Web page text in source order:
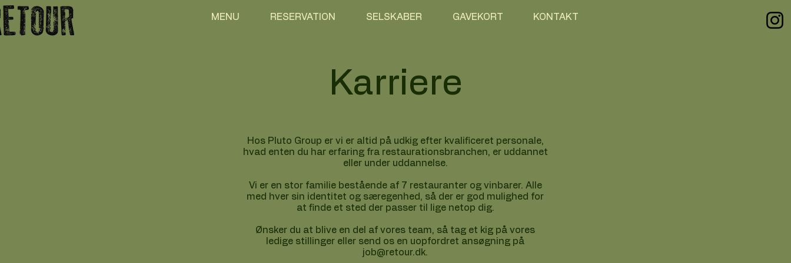
MENU RESERVATION SELSKABER GAVEKORT KONTAKT
Karriere
Hos Pluto Group er vi er altid på udkig efter kvalificeret personale,
hvad enten du har erfaring fra restaurationsbranchen, er uddannet
eller under uddannelse.​
Vi er en stor familie bestående af 7 restauranter og vinbarer. Alle
med hver sin identitet og særegenhed, så der er god mulighed for
at finde et sted der passer til lige netop dig.​
Ønsker du at blive en del af vores team, så tag et kig på vores
ledige stillinger eller send os en uopfordret ansøgning på
job@retour.dk.​